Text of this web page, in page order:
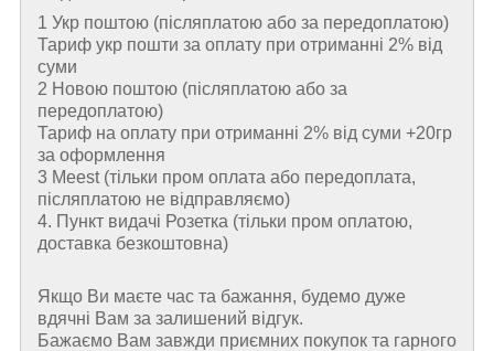
1 Укр поштою (пiсляплатою або за передоплатою)
Тариф укр пошти за оплату при отриманні 2% від
суми
2 Новою поштою (пiсляплатою або за
передоплатою)
Тариф на оплату при отриманні 2% від суми +20гр
за оформлення
3 Meest (тільки пром оплата або передоплата,
післяплатою не відправляємо)
4. Пункт видачі Розетка (тільки пром оплатою,
доставка безкоштовна)
Якщо Ви маєте час та бажання, будемо дуже
вдячні Вам за залишений відгук.
Бажаємо Вам завжди приємних покупок та гарного